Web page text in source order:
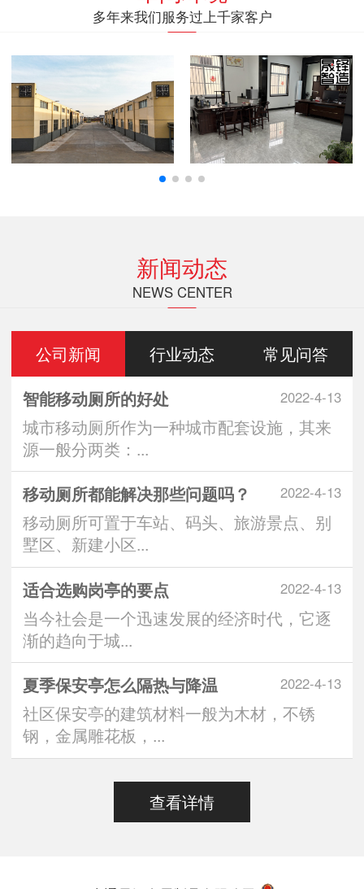
多年来我们服务过上千家客户
新闻动态
NEWS CENTER
公司新闻 行业动态 常见问答
2022-4-13
智能移动厕所的好处
城市移动厕所作为一种城市配套设施，其来
源一般分两类：...
2022-4-13
移动厕所都能解决那些问题吗？
移动厕所可置于车站、码头、旅游景点、别
墅区、新建小区...
2022-4-13
适合选购岗亭的要点
当今社会是一个迅速发展的经济时代，它逐
渐的趋向于城...
2022-4-13
夏季保安亭怎么隔热与降温
社区保安亭的建筑材料一般为木材，不锈
钢，金属雕花板，...
查看详情